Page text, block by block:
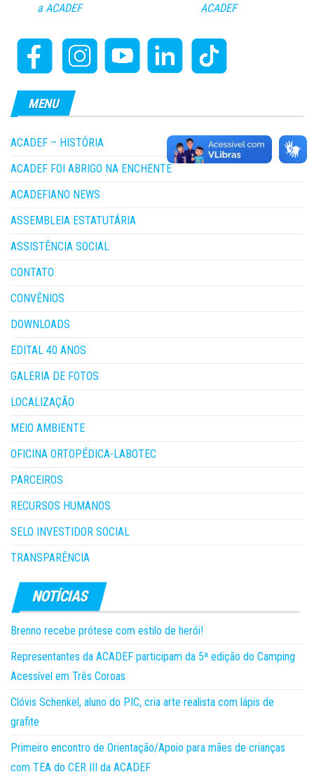
a ACADEF
ACADEF
MENU
ACADEF – HISTÓRIA
ACADEF FOI ABRIGO NA ENCHENTE
ACADEFIANO NEWS
ASSEMBLEIA ESTATUTÁRIA
ASSISTÊNCIA SOCIAL
CONTATO
CONVÊNIOS
DOWNLOADS
EDITAL 40 ANOS
GALERIA DE FOTOS
LOCALIZAÇÃO
MEIO AMBIENTE
OFICINA ORTOPÉDICA-LABOTEC
PARCEIROS
RECURSOS HUMANOS
SELO INVESTIDOR SOCIAL
TRANSPARÊNCIA
Brenno recebe prótese com estilo de herói!
Representantes da ACADEF participam da 5ª edição do Camping
Acessível em Três Coroas
Clóvis Schenkel, aluno do PIC, cria arte realista com lápis de
grafite
Primeiro encontro de Orientação/Apoio para mães de crianças
com TEA do CER III da ACADEF